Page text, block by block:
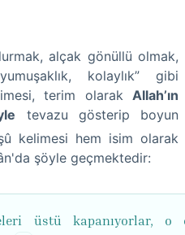
alçak gönüllü olmak,
kolaylık” gibi
terim olarak Allah’ın
tevazu gösterip boyun
kelimesi hem isim olarak
şöyle geçmektedir:
üstü kapanıyorlar, o